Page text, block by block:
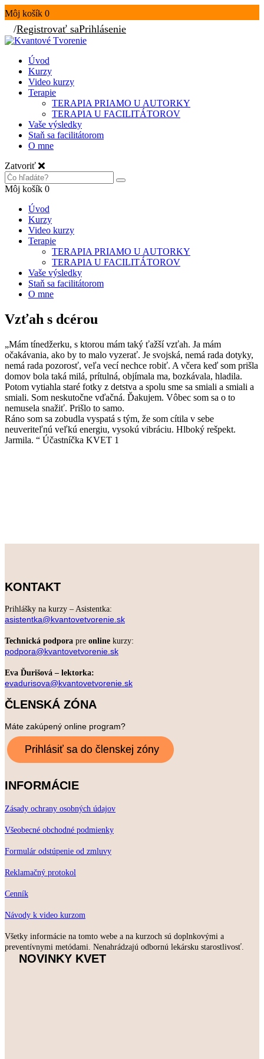
Môj košík 0
/Registrovať saPrihlásenie
Úvod
Kurzy
Video kurzy
Terapie
TERAPIA PRIAMO U AUTORKY
TERAPIA U FACILITÁTOROV
Vaše výsledky
Staň sa facilitátorom
O mne
Zatvoriť
Môj košík 0
Úvod
Kurzy
Video kurzy
Terapie
TERAPIA PRIAMO U AUTORKY
TERAPIA U FACILITÁTOROV
Vaše výsledky
Staň sa facilitátorom
O mne
Vzťah s dcérou
„Mám tínedžerku, s ktorou mám taký ťažší vzťah. Ja mám
očakávania, ako by to malo vyzerať. Je svojská, nemá rada dotyky,
nemá rada pozorosť, veľa vecí nechce robiť. A včera keď som prišla
domov bola taká milá, prítulná, objímala ma, bozkávala, hladila.
Potom vytiahla staré fotky z detstva a spolu sme sa smiali a smiali a
smiali. Som neskutočne vďačná. Ďakujem. Vôbec som sa o to
nemusela snažiť. Prišlo to samo.
Ráno som sa zobudla vyspatá s tým, že som cítila v sebe
neuveriteľnú veľkú energiu, vysokú vibráciu. Hlboký rešpekt.
Jarmila. “ Účastníčka KVET 1
KONTAKT
Prihlášky na kurzy – Asistentka:
asistentka@kvantovetvorenie.sk
Technická podpora pre online kurzy:
podpora@kvantovetvorenie.sk
Eva Ďurišová – lektorka:
evadurisova@kvantovetvorenie.sk
ČLENSKÁ ZÓNA
Máte zakúpený online program?
INFORMÁCIE
Zásady ochrany osobných údajov
Všeobecné obchodné podmienky
Formulár odstúpenie od zmluvy
Reklamačný protokol
Cenník
Návody k video kurzom
Všetky informácie na tomto webe a na kurzoch sú doplnkovými a
preventívnymi metódami. Nenahrádzajú odbornú lekársku starostlivosť.
NOVINKY KVET